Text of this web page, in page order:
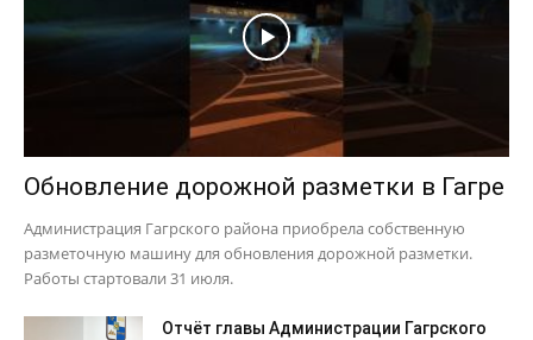
Обновление дорожной разметки в Гагре
Администрация Гагрского района приобрела собственную
разметочную машину для обновления дорожной разметки.
Работы стартовали 31 июля.
Отчёт главы Администрации Гагрского